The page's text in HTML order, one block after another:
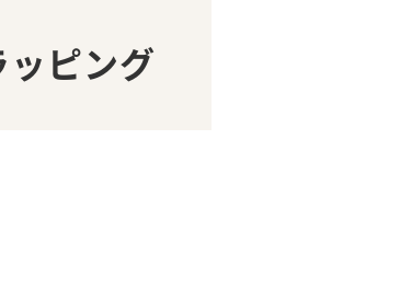
ピング